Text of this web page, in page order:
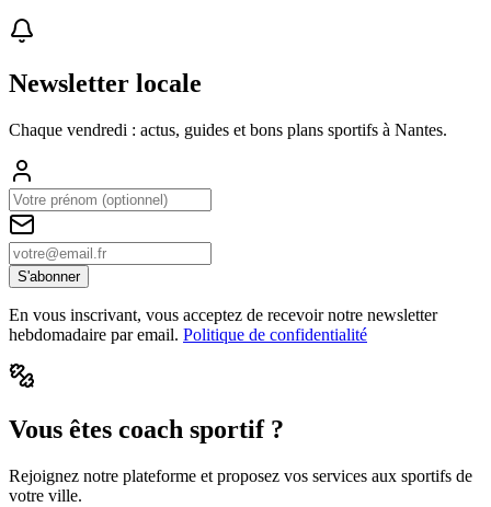
Newsletter locale
Chaque vendredi : actus, guides et bons plans sportifs à Nantes.
S'abonner
En vous inscrivant, vous acceptez de recevoir notre newsletter
hebdomadaire par email. Politique de confidentialité
Vous êtes coach sportif ?
Rejoignez notre plateforme et proposez vos services aux sportifs de
votre ville.